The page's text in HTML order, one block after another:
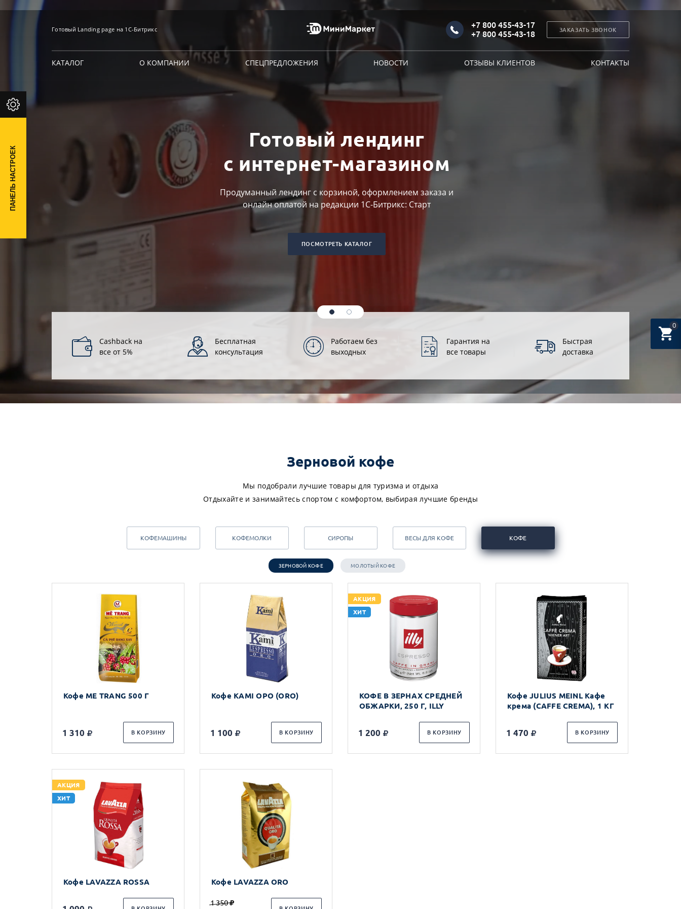
ПАНЕЛЬ НАСТРОЕК
0
Готовый Landing page на 1С-Битрикс
+7 800 455-43-17
+7 800 455-43-18
ЗАКАЗАТЬ ЗВОНОК
КАТАЛОГ О КОМПАНИИ СПЕЦПРЕДЛОЖЕНИЯ НОВОСТИ ОТЗЫВЫ КЛИЕНТОВ КОНТАКТЫ
Готовый лендинг
с интернет-магазином
Продуманный лендинг с корзиной, оформлением заказа и
онлайн оплатой на редакции 1С-Битрикс: Старт
ПОСМОТРЕТЬ КАТАЛОГ
Cashback на
все от 5%
Бесплатная
консультация
Работаем без
выходных
Гарантия на
все товары
Быстрая
доставка
Зерновой кофе
Мы подобрали лучшие товары для туризма и отдыха
Отдыхайте и занимайтесь спортом с комфортом, выбирая лучшие бренды
КОФЕМАШИНЫ КОФЕМОЛКИ СИРОПЫ ВЕСЫ ДЛЯ КОФЕ КОФЕ
ЗЕРНОВОЙ КОФЕ МОЛОТЫЙ КОФЕ
Кофе ME TRANG 500 Г
1 310 В КОРЗИНУ
Кофе KAMI ОРО (ORO)
1 100 В КОРЗИНУ
АКЦИЯ
ХИТ
КОФЕ В ЗЕРНАХ СРЕДНЕЙ
ОБЖАРКИ, 250 Г, ILLY
1 200 В КОРЗИНУ
Кофе JULIUS MEINL Кафе
крема (CAFFE CREMA), 1 КГ
1 470 В КОРЗИНУ
АКЦИЯ
ХИТ
Кофе LAVAZZA ROSSA Кофе LAVAZZA ORO
1 350